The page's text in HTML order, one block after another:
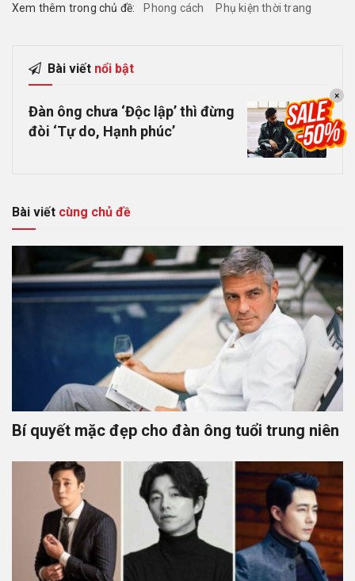
Xem thêm trong chủ đề: Phong cách Phụ kiện thời trang
Bài viết nổi bật
Đàn ông chưa ‘Độc lập’ thì đừng
đòi ‘Tự do, Hạnh phúc’
Bài viết cùng chủ đề
Bí quyết mặc đẹp cho đàn ông tuổi trung niên
×